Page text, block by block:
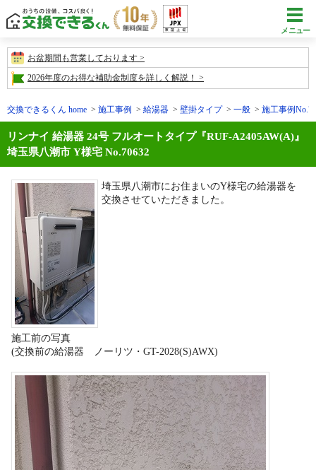
メニュー
お盆期間も営業しております
2026年度のお得な補助金制度を詳しく解説！
交換できるくん home 施工事例 給湯器 壁掛タイプ 一般 施工事例
リンナイ 給湯器 24号 フルオートタイプ『RUF-A2405AW(A)』
埼玉県八潮市 Y様宅 No.70632
埼玉県八潮市にお住まいのY様宅の給湯器を
交換させていただきました。
施工前の写真
(交換前の給湯器 ノーリツ・GT-2028(S)AWX)